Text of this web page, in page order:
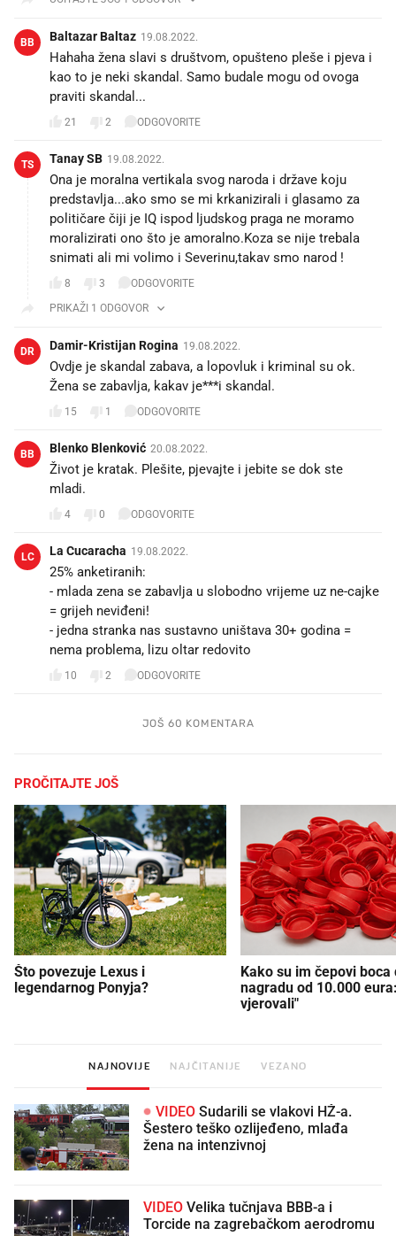
BB Baltazar Baltaz 19.08.2022.
Hahaha žena slavi s društvom, opušteno pleše i pjeva i
kao to je neki skandal. Samo budale mogu od ovoga
praviti skandal...
21 2 ODGOVORITE
TS Tanay SB 19.08.2022.
Ona je moralna vertikala svog naroda i države koju
predstavlja...ako smo se mi krkanizirali i glasamo za
političare čiji je IQ ispod ljudskog praga ne moramo
moralizirati ono što je amoralno.Koza se nije trebala
snimati ali mi volimo i Severinu,takav smo narod !
8 3
ODGOVORITE
PRIKAŽI 1 ODGOVOR
DR Damir-Kristijan Rogina 19.08.2022.
Ovdje je skandal zabava, a lopovluk i kriminal su ok.
Žena se zabavlja, kakav je***i skandal.
15 1 ODGOVORITE
BB Blenko Blenković 20.08.2022.
Život je kratak. Plešite, pjevajte i jebite se dok ste
mladi.
4 0 ODGOVORITE
LC La Cucaracha 19.08.2022.
25% anketiranih:
- mlada zena se zabavlja u slobodno vrijeme uz ne-cajke
= grijeh neviđeni!
- jedna stranka nas sustavno uništava 30+ godina =
nema problema, lizu oltar redovito
10 2 ODGOVORITE
JOŠ 60 KOMENTARA
PROČITAJTE JOŠ
Što povezuje Lexus i
legendarnog Ponyja?
Kako su im čepovi boca
nagradu od 10.000
vjerovali"
NAJNOVIJE NAJČITANIJE VEZANO
VIDEO
Šestero teško ozlijeđeno, mlađa
žena na intenzivnoj
VIDEO
Torcide na zagrebačkom aerodromu